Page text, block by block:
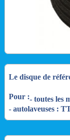
Le disque de
Pour :- toutes les
- autolaveuses :